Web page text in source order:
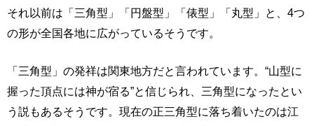
それ以前は「三角型」「円盤型」「俵型」「丸型」と、4つ
の形が全国各地に広がっているそうです。
「三角型」の発祥は関東地方だと言われています。“山型に
握った頂点には神が宿る”と信じられ、三角型になったとい
う説もあるそうです。現在の正三角型に落ち着いたのは江